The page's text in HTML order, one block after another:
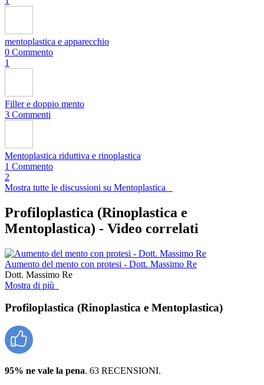
mentoplastica e apparecchio
0 Commento
1
Filler e doppio mento
3 Commenti
Mentoplastica riduttiva e rinoplastica
1 Commento
2
Mostra tutte le discussioni su Mentoplastica
Profiloplastica (Rinoplastica e
Mentoplastica) - Video correlati
Aumento del mento con protesi - Dott. Massimo Re
Dott. Massimo Re
Mostra di più
Profiloplastica (Rinoplastica e Mentoplastica)
95% ne vale la pena. 63 RECENSIONI.